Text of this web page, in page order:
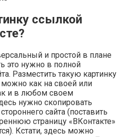
ссылкой
и простой в плане
это нужно в полной
Разместить такую картинку
как на своей или
и в любом своем
нужно скопировать
сайта (поставить
страницу «ВКонтакте»
Кстати, здесь можно